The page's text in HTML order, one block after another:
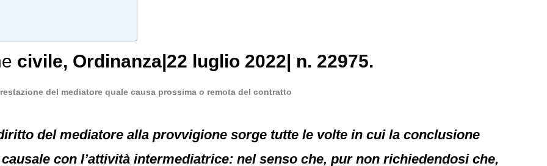
civile, Ordinanza|22 luglio 2022| n. 22975.
del mediatore quale causa prossima o remota del contratto
del mediatore alla provvigione sorge tutte le volte in cui la conclusione
con l’attività intermediatrice: nel senso che, pur non richiedendosi che,